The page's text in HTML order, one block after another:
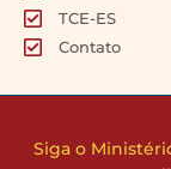
TCE-ES
Contato
Siga o